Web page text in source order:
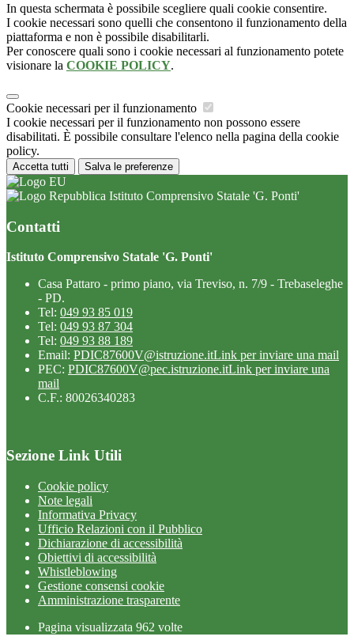
In questa schermata è possibile scegliere quali cookie consentire.
I cookie necessari sono quelli che consentono il funzionamento della
piattaforma e non è possibile disabilitarli.
Per conoscere quali sono i cookie necessari al funzionamento potete
visionare la COOKIE POLICY.
Cookie necessari per il funzionamento
I cookie necessari per il funzionamento non possono essere
disabilitati. È possibile consultare l'elenco nella pagina della cookie
policy.
Accetta tutti Salva le preferenze
Istituto Comprensivo Statale 'G. Ponti'
Contatti
Istituto Comprensivo Statale 'G. Ponti'
Casa Pattaro - primo piano, via Treviso, n. 7/9 - Trebaseleghe
- PD.
Tel: 049 93 85 019
Tel: 049 93 87 304
Tel: 049 93 88 189
Email: PDIC87600V@istruzione.itLink per inviare una mail
PEC: PDIC87600V@pec.istruzione.itLink per inviare una
mail
C.F.: 80026340283
Sezione Link Utili
Cookie policy
Note legali
Informativa Privacy
Ufficio Relazioni con il Pubblico
Dichiarazione di accessibilità
Obiettivi di accessibilità
Whistleblowing
Gestione consensi cookie
Amministrazione trasparente
Pagina visualizzata 962 volte